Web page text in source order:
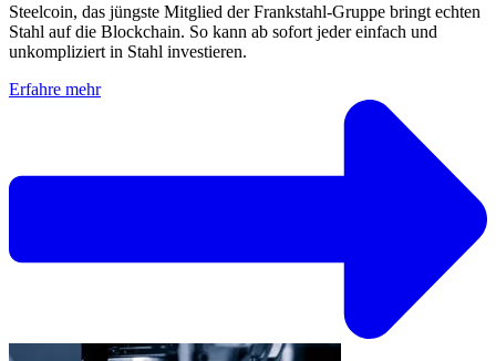
Steelcoin, das jüngste Mitglied der Frankstahl-Gruppe bringt echten
Stahl auf die Blockchain. So kann ab sofort jeder einfach und
unkompliziert in Stahl investieren.
Erfahre mehr